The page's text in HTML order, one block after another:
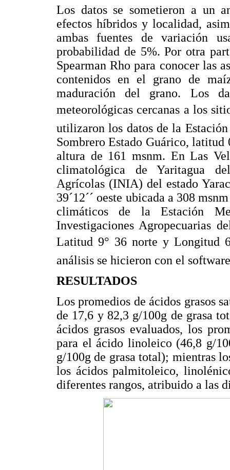
Los datos se sometieron a un
efectos híbridos y localidad,
ambas fuentes de variación
probabilidad de 5%. Por otra
Spearman Rho para conocer las
contenidos en el grano de
maduración del grano. Los
meteorológicas cercanas a los
utilizaron los datos de la
Sombrero Estado Guárico, latitud
altura de 161 msnm. En Las
climatológica de Yaritagua
Agrícolas (INIA) del estado
39´12´´ oeste ubicada a 308
climáticos de la Estación
Investigaciones Agropecuarias
Latitud 9° 36 norte y Longitud
análisis se hicieron con el
RESULTADOS
Los promedios de ácidos grasos
de 17,6 y 82,3 g/100g de grasa
ácidos grasos evaluados, los
para el ácido linoleico (46,8 g/
g/100g de grasa total); mientras
los ácidos palmitoleico,
diferentes rangos, atribuido a las